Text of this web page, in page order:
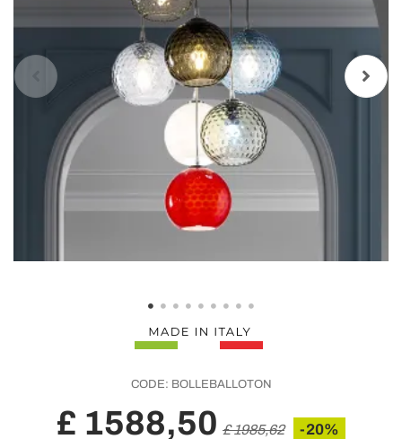
CODE: BOLLEBALLOTON
£ 1588,50 £ 1985,62 -20%